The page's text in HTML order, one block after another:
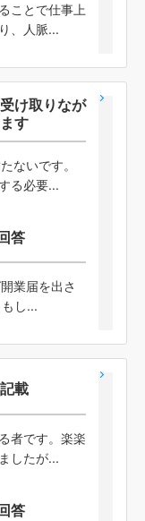
ことで仕事上
、人脈...
け取りなが
す
ないです。
る必要...
答
業届を出さ
し...
載
者です。楽楽
したが...
答